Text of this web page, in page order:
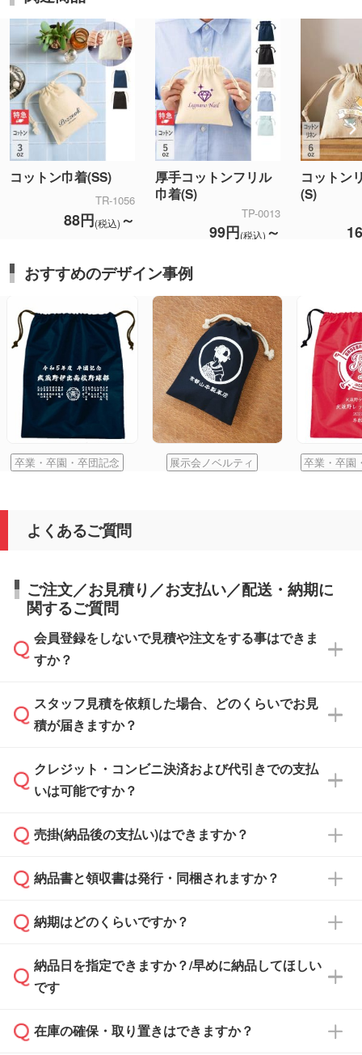
コットン巾着(SS)
TR-1056
88円(税込) ～
厚手コットンフリル
巾着(S)
TP-0013
99円(税込) ～
コットン
(S)
おすすめのデザイン事例
卒業・卒園・卒団記念 展示会ノベルティ 卒業・卒園
よくあるご質問
ご注文／お見積り／お支払い／配送・納期に
関するご質問
会員登録をしないで見積や注文をする事はできま
すか？
可能です。見積・注文フォームにて『ゲストの
まま進む』ボタンからお進みのうえ、ご依頼く
スタッフ見積を依頼した場合、どのくらいでお見
積が届きますか？
通常、翌営業日までにお送りしております。混
雑状況によっては、お時間をいただくこともご
依頼いただいた場合は、翌営業日以降のご連絡
クレジット・コンビニ決済および代引きでの支払
いは可能ですか？
銀行振込のみのご対応となります。
売掛(納品後の支払い)はできますか？
基本的には先入金をお願いしておりますが、自
どの場合は、月末締め翌月末払いに対応可能で
また、卒業・卒園記念品で対策委員会や個人様
校や幼稚園・保育園であれば、同様の条件でご
納品書と領収書は発行・同梱されますか？
納品書・領収書は ご依頼をいただいた場合の
ず、通常はPDFデータをメール添付でお送りし
ます。
たは注文フォームの『ご注文に関する備考欄』
納期はどのくらいですか？
・印刷する場合(500個程度)
ご入金、イメージ画像の校了から約2週間～2
納品日を指定できますか？/早めに納品してほしい
です
ご希望の納期がある場合は、お問い合わせ・お
在庫の確保・取り置きはできますか？